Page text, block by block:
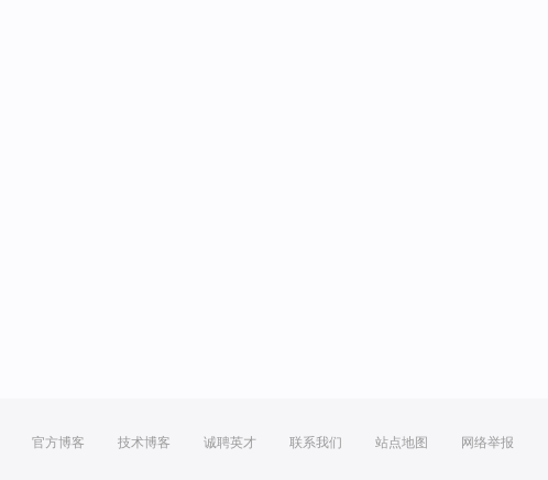
官方博客 技术博客 诚聘英才 联系我们 站点地图 网络举报